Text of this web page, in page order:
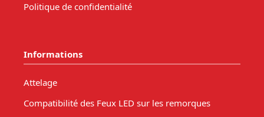
Politique de confidentialité
Informations
Attelage
Compatibilité des Feux LED sur les remorques